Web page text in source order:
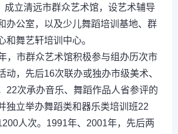
立清远市群众艺术馆，设艺术辅导
办公室，以及少儿舞蹈培训基地、群
和舞艺轩培训中心。
市群众艺术馆积极参与组办历次市
动，先后16次联办或独办市级美术、
22次承办音乐、舞蹈作品人省参评的
独立举办舞蹈类和器乐类培训班22
人次。1991年、2001年，先后两